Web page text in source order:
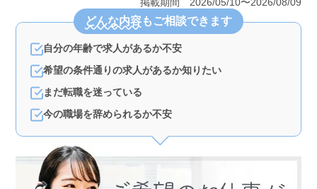
レスを減らし、仕事とプライベートのバランスを保ちや
すくなります。 ＜働きやすい環境＞ 完全週休2日制
で、残業がないため、仕事後の時間を自由に使うことが
できます。プライベートの時間を大切にしたい方に適し
ています。 ＜サポート体制＞ 未経験者も大歓迎
で、入社後はマンツーマンでの指導を行います。ノルマ
がなく、難しいPC操作もないため、安心してスタートで
掲載期間 2026/05/10〜2026/08/09
どんな内容もご相談できます
自分の年齢で求人があるか不安
希望の条件通りの求人があるか知りたい
まだ転職を迷っている
今の職場を辞められるか不安